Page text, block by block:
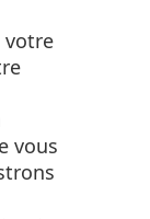
votre
vous